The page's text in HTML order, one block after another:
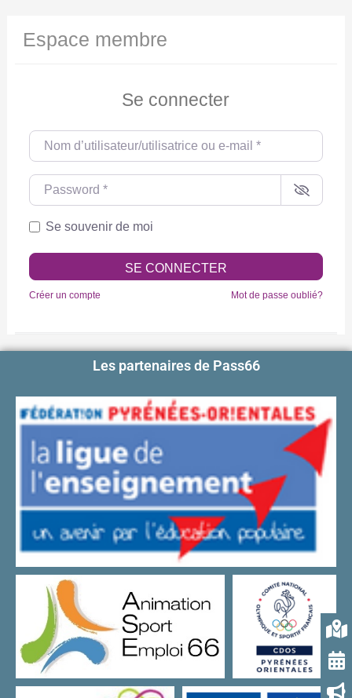
Espace membre
Se connecter
Nom d’utilisateur/utilisatrice ou e-mail
Password
Se souvenir de moi
SE CONNECTER
Créer un compte Mot de passe oublié?
Les partenaires de Pass66